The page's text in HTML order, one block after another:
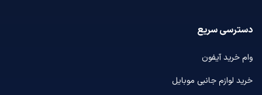
دسترسی سریع
وام خرید آیفون
خرید لوازم جانبی موبایل